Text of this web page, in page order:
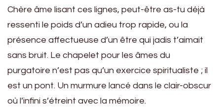
Chère âme lisant ces lignes, peut-être as-tu déjà
ressenti le poids d’un adieu trop rapide, ou la
présence affectueuse d’un être qui jadis t’aimait
sans bruit. Le chapelet pour les âmes du
purgatoire n’est pas qu’un exercice spiritualiste ; il
est un pont. Un murmure lancé dans le clair-obscur
où l’infini s’étreint avec la mémoire.